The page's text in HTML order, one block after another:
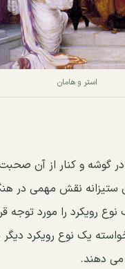
استر و هامان
گوشه و کنار از آن
ستیزانه نقش مهمی در
رویکرد را مورد توجه
یک نوع رویکرد دیگر
می دهند.